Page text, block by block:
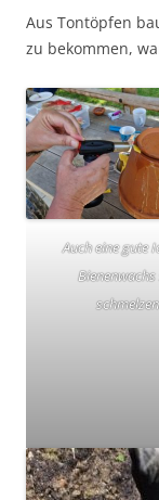
Aus Tontöpfen
zu bekommen,
Auch eine gute